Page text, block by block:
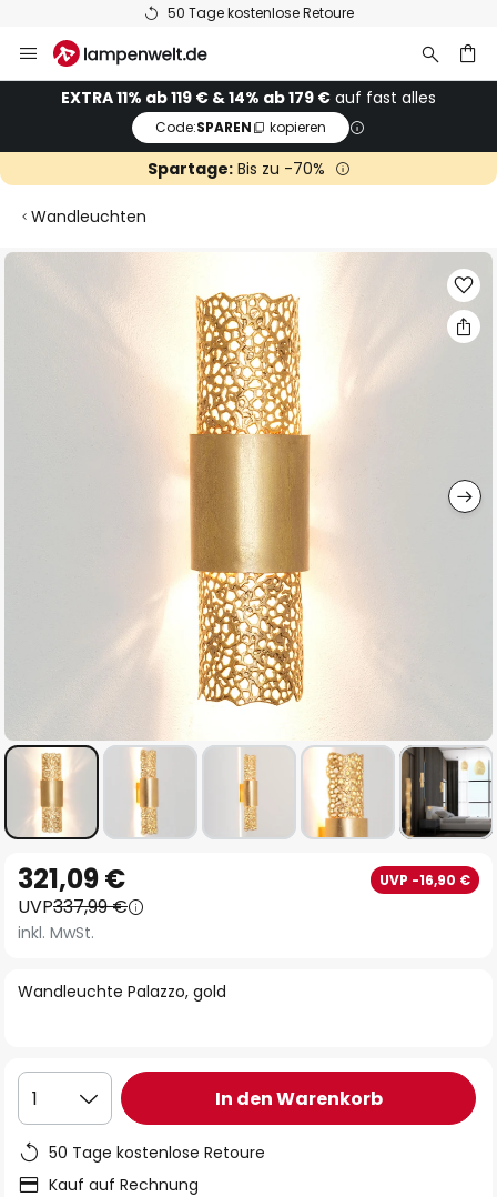
50 Tage kostenlose Retoure
Inhalt
springenEXTRA 11% ab 119 € & 14% ab 179 € auf fast alles
Code:SPAREN kopieren
Spartage:Bis zu -70%
Wandleuchten
Zum
Anfang
der
Bildgalerie
Wandleuchte Palazzo, gold
321,09 € UVP -16,90 €
UVP337,99 €
inkl. MwSt.
1 In den Warenkorb
50 Tage kostenlose Retoure
Kauf auf Rechnung